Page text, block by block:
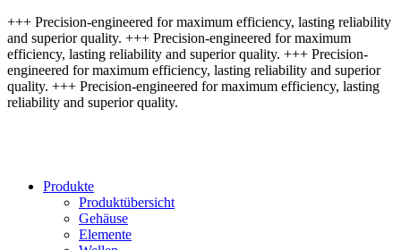
+++ Precision-engineered for maximum efficiency, lasting reliability
and superior quality. +++ Precision-engineered for maximum
efficiency, lasting reliability and superior quality. +++ Precision-
engineered for maximum efficiency, lasting reliability and superior
quality. +++ Precision-engineered for maximum efficiency, lasting
reliability and superior quality.
Produkte
Produktübersicht
Gehäuse
Elemente